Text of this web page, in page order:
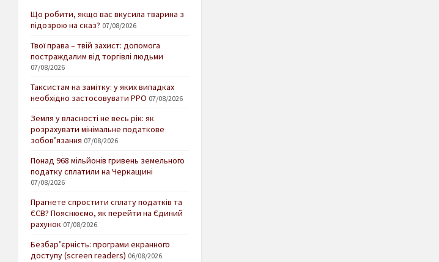
Що робити, якщо вас вкусила тварина з
підозрою на сказ? 07/08/2026
Твої права – твій захист: допомога
постраждалим від торгівлі людьми
07/08/2026
Таксистам на замітку: у яких випадках
необхідно застосовувати РРО 07/08/2026
Земля у власності не весь рік: як
розрахувати мінімальне податкове
зобов’язання 07/08/2026
Понад 968 мільйонів гривень земельного
податку сплатили на Черкащині
07/08/2026
Прагнете спростити сплату податків та
ЄСВ? Пояснюємо, як перейти на Єдиний
рахунок 07/08/2026
Безбар’єрність: програми екранного
доступу (screen readers) 06/08/2026